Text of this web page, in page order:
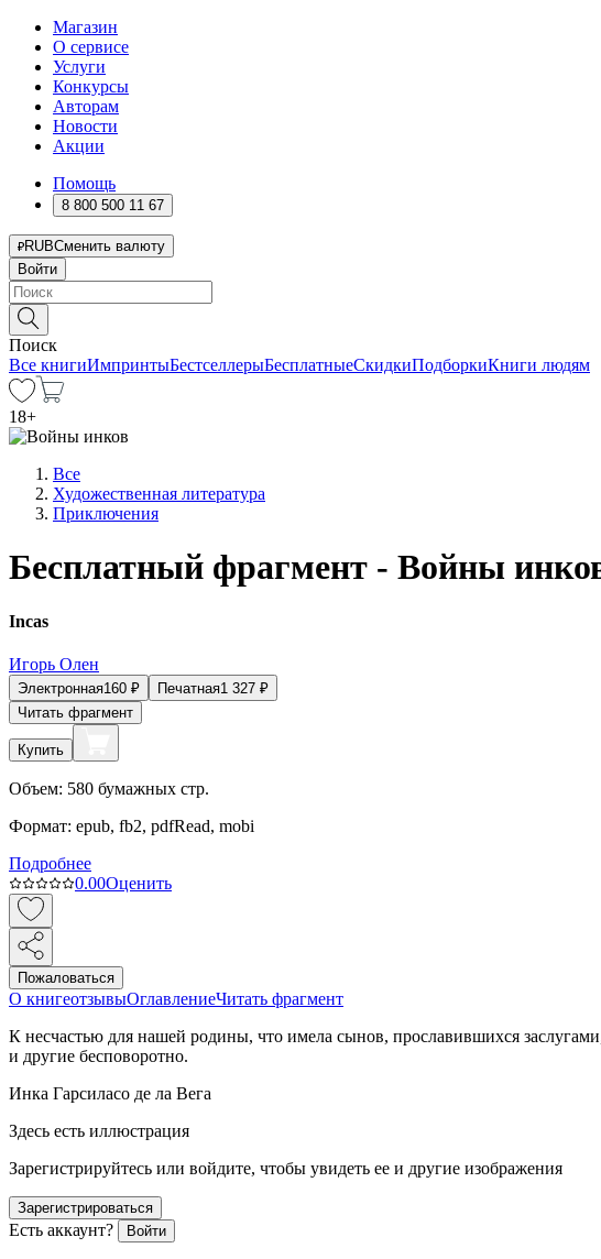
Магазин
О сервисе
Услуги
Конкурсы
Авторам
Новости
Акции
Помощь
8 800 500 11 67
RUBСменить валюту
Войти
Поиск
Все книгиИмпринтыБестселлерыБесплатныеСкидкиПодборкиКниги людям
18+
Все
Художественная литература
Приключения
Бесплатный фрагмент - Войны
Incas
Игорь Олен
Электронная160 ₽ Печатная1 327 ₽
Читать фрагмент
Купить
Объем: 580 бумажных стр.
Формат: epub, fb2, pdfRead, mobi
Подробнее
0.00Оценить
Пожаловаться
О книгеотзывыОглавлениеЧитать фрагмент
К несчастью для нашей родины, что имела сынов, прославившихся
и другие бесповоротно.
Инка Гарсиласо де ла Вега
Здесь есть иллюстрация
Зарегистрируйтесь или войдите, чтобы увидеть ее и другие изображения
Зарегистрироваться
Есть аккаунт? Войти